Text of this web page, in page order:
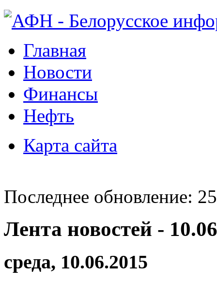
Главная
Новости
Финансы
Нефть
Карта сайта
Последнее обновление:
Лента новостей -
среда, 10.06.2015